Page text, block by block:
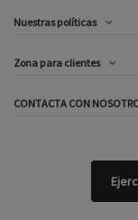
Nuestras políticas
Zona para clientes
CONTACTA CON